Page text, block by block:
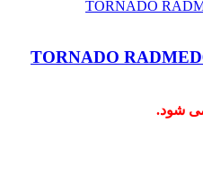
شود.